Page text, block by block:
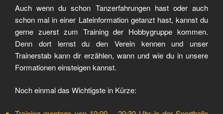
Auch wenn du schon Tanzerfahrungen hast oder auch
schon mal in einer Lateinformation getanzt hast, kannst du
gerne zuerst zum Training der Hobbygruppe kommen.
Denn dort lernst du den Verein kennen und unser
Trainerstab kann dir erzählen, wann und wie du in unsere
Formationen einsteigen kannst.
Noch einmal das Wichtigste in Kürze: